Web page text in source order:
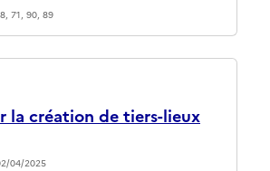
71, 90, 89
la création de tiers-lieux
04/2025